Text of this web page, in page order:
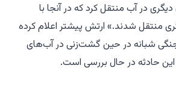
در آب منتقل کرد که در آنجا با
منتقل شدند.» ارتش پیشتر اعلام کرده
جنگی شبانه در حین گشت‌زنی در آب‌های
حادثه در حال بررسی است.